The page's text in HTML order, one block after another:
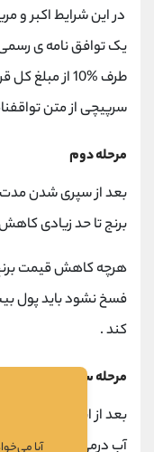
در این شرایط اکبر و
یک توافق نامه ی
طرف %10 از
سرپیچی از متن
مرحله دوم
برنج تا حد زیادی
هرچه کاهش قیمت برنج
فسخ نشود باید پول
کند .
مرحله سوم
بعد از اینکه یک سال
آب درمی آید و قیمت برنج 40 درصد کاهش پیدا
آیا